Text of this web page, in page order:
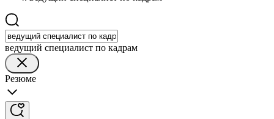
ведущий специалист по кадрам
Резюме